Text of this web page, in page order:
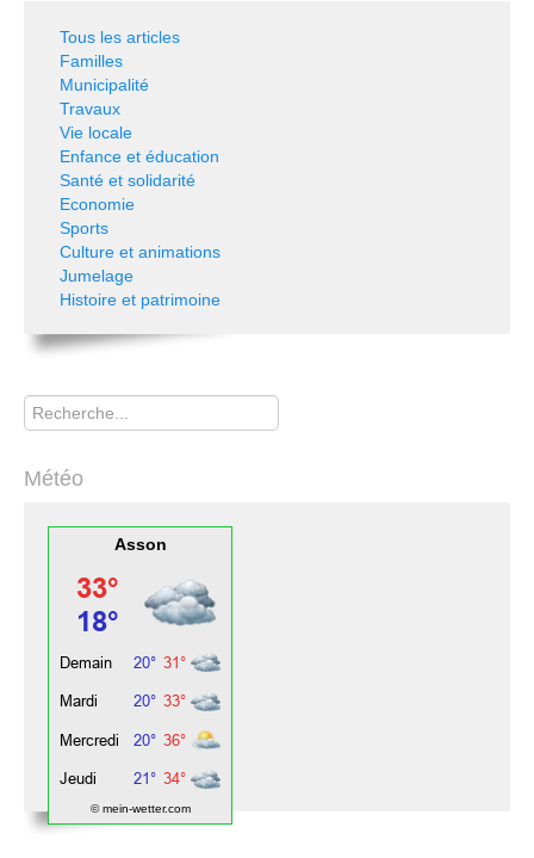
Tous les articles
Familles
Municipalité
Travaux
Vie locale
Enfance et éducation
Santé et solidarité
Economie
Sports
Culture et animations
Jumelage
Histoire et patrimoine
Rechercher
Météo
Asson
© mein-wetter.com